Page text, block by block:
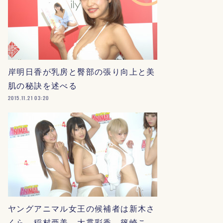
岸明日香が乳房と臀部の張り向上と美
肌の秘訣を述べる
2015.11.21 03:20
ヤングアニマル女王の候補者は新木さ